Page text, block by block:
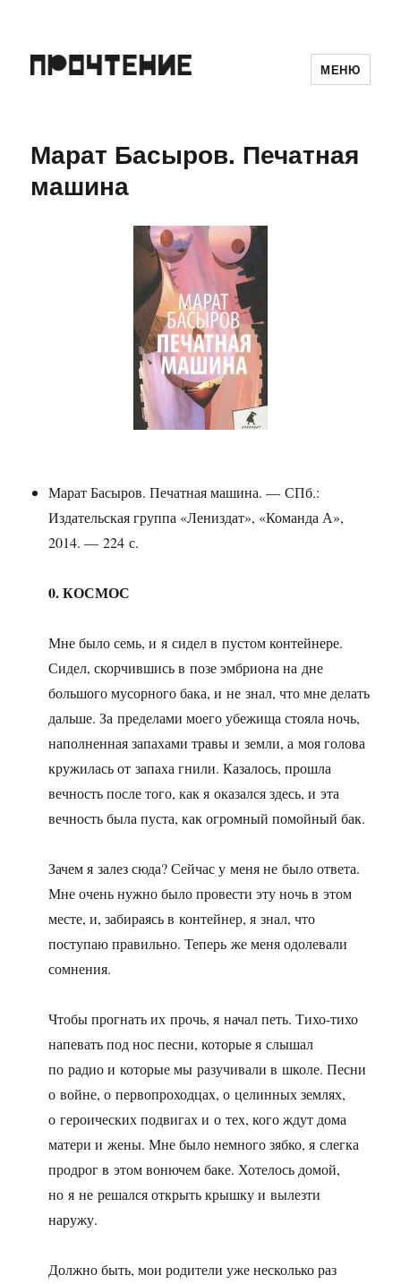
МЕНЮ
Марат Басыров. Печатная
машина
Марат Басыров. Печатная машина. — СПб.:
Издательская группа «Лениздат», «Команда А»,
2014. — 224 с.
0. КОСМОС
Мне было семь, и я сидел в пустом контейнере.
Сидел, скорчившись в позе эмбриона на дне
большого мусорного бака, и не знал, что мне делать
дальше. За пределами моего убежища стояла ночь,
наполненная запахами травы и земли, а моя голова
кружилась от запаха гнили. Казалось, прошла
вечность после того, как я оказался здесь, и эта
вечность была пуста, как огромный помойный бак.
Зачем я залез сюда? Сейчас у меня не было ответа.
Мне очень нужно было провести эту ночь в этом
месте, и, забираясь в контейнер, я знал, что
поступаю правильно. Теперь же меня одолевали
сомнения.
Чтобы прогнать их прочь, я начал петь. Тихо-тихо
напевать под нос песни, которые я слышал
по радио и которые мы разучивали в школе. Песни
о войне, о первопроходцах, о целинных землях,
о героических подвигах и о тех, кого ждут дома
матери и жены. Мне было немного зябко, я слегка
продрог в этом вонючем баке. Хотелось домой,
но я не решался открыть крышку и вылезти
наружу.
Должно быть, мои родители уже несколько раз